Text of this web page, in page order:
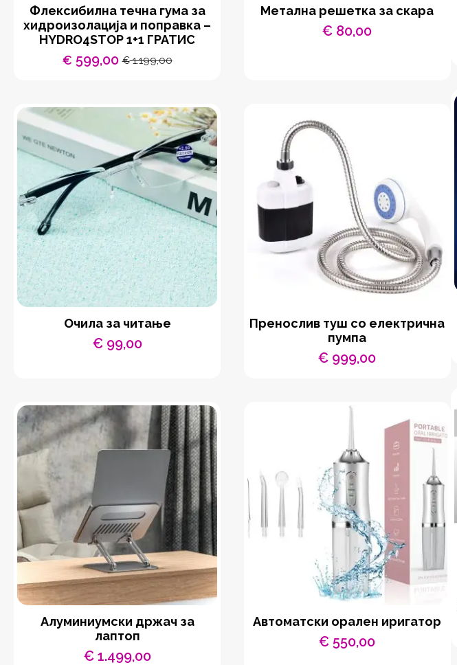
Флексибилна течна гума за
хидроизолација и поправка –
HYDRO4STOP 1+1 ГРАТИС
€1.199,00
Original
€ 1.199,00.
€ 599,00Current
€ 599,00.
Метална решетка за скара
€ 80,00
Очила за читање
€99,00
Пренослив туш со електрична
пумпа
€ 999,00
Aлуминиумски држач за
лаптоп
€1.499,00
Автоматски орален иригатор
€ 550,00